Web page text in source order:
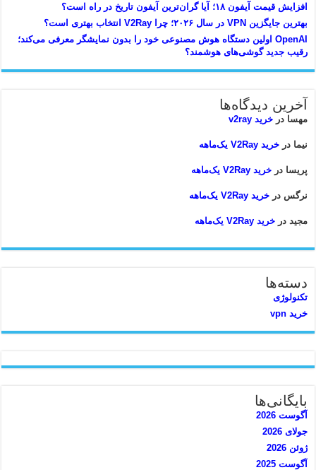
افزایش قیمت آیفون ۱۸؛ آیا گران‌ترین آیفون تاریخ در راه است؟
بهترین جایگزین VPN در سال ۲۰۲۶؛ چرا V2Ray انتخاب بهتری است؟
OpenAI اولین دستگاه هوش مصنوعی خود را بدون نمایشگر معرفی می‌کند؛
رقیب جدید گوشی‌های هوشمند؟
آخرین دیدگاه‌ها
مهسا درخرید v2ray
نیما درخرید V2Ray یک‌ماهه
پریسا درخرید V2Ray یک‌ماهه
نرگس درخرید V2Ray یک‌ماهه
مجید درخرید V2Ray یک‌ماهه
دسته‌ها
تکنولوژی
خرید vpn
بایگانی‌ها
آگوست 2026
جولای 2026
ژوئن 2026
آگوست 2025